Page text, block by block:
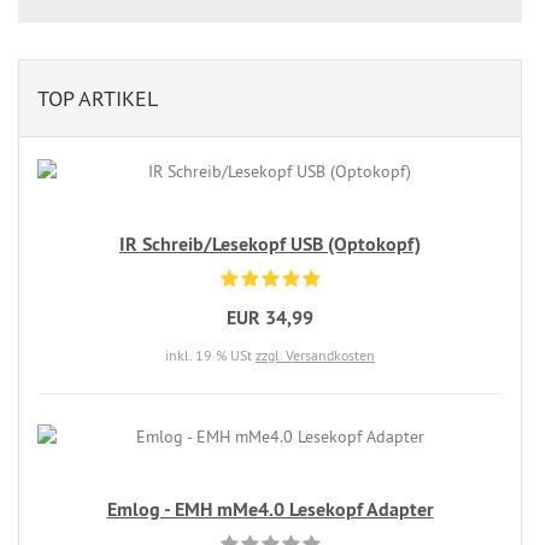
TOP ARTIKEL
IR Schreib/Lesekopf USB (Optokopf)
EUR 34,99
inkl. 19 % USt zzgl. Versandkosten
Emlog - EMH mMe4.0 Lesekopf Adapter